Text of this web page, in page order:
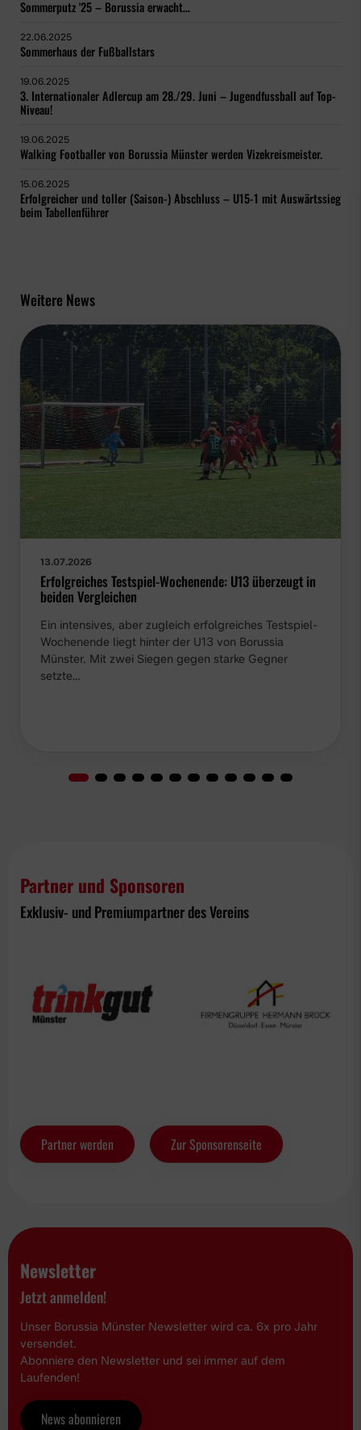
Sommerputz '25 – Borussia erwacht…
22.06.2025
Sommerhaus der Fußballstars
19.06.2025
3. Internationaler Adlercup am 28./29. Juni – Jugendfussball auf Top-
Niveau!
19.06.2025
Walking Footballer von Borussia Münster werden Vizekreismeister.
15.06.2025
Erfolgreicher und toller (Saison-) Abschluss – U15-1 mit Auswärtssieg
beim Tabellenführer
Weitere News
13.07.2026
Erfolgreiches Testspiel-Wochenende: U13 überzeugt in
beiden Vergleichen
Ein intensives, aber zugleich erfolgreiches Testspiel-
Wochenende liegt hinter der U13 von Borussia
Münster. Mit zwei Siegen gegen starke Gegner
setzte…
Partner und Sponsoren
Exklusiv- und Premiumpartner des Vereins
Partner werden Zur Sponsorenseite
Newsletter
Jetzt anmelden!
Unser Borussia Münster Newsletter wird ca. 6x pro Jahr
versendet.
Abonniere den Newsletter und sei immer auf dem
Laufenden!
News abonnieren